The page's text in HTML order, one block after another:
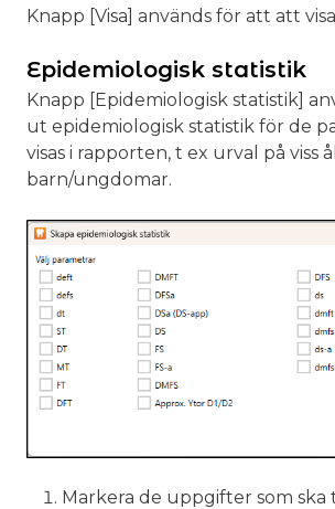
Knapp [Visa] används för att att
Epidemiologisk statistik
Knapp [Epidemiologisk statistik]
ut epidemiologisk statistik för de
visas i rapporten, t ex urval på viss
barn/ungdomar.
Markera de uppgifter som ska